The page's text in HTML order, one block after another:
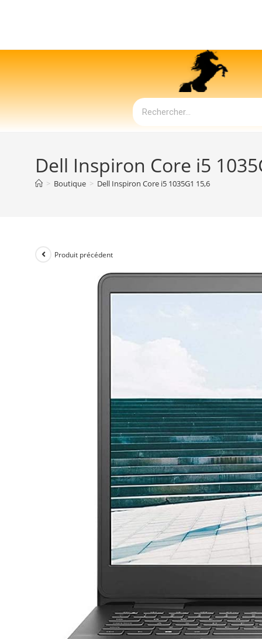
Dell Inspiron Core i5
> Boutique > Dell Inspiron Core i5 1035G1 15,6
Produit précédent